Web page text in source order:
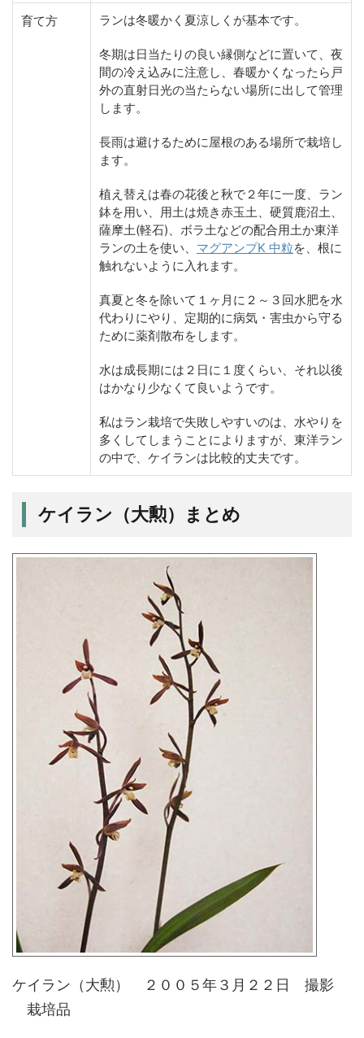
育て方 ランは冬暖かく夏涼しくが基本です。
冬期は日当たりの良い縁側などに置いて、夜
間の冷え込みに注意し、春暖かくなったら戸
外の直射日光の当たらない場所に出して管理
します。
長雨は避けるために屋根のある場所で栽培し
ます。
植え替えは春の花後と秋で２年に一度、ラン
鉢を用い、用土は焼き赤玉土、硬質鹿沼土、
薩摩土(軽石)、ボラ土などの配合用土か東洋
ランの土を使い、 マグアンプK 中粒を、根に
触れないように入れます。
真夏と冬を除いて１ヶ月に２～３回水肥を水
代わりにやり、定期的に病気・害虫から守る
ために薬剤散布をします。
水は成長期には２日に１度くらい、それ以後
はかなり少なくて良いようです。
私はラン栽培で失敗しやすいのは、水やりを
多くしてしまうことによりますが、東洋ラン
の中で、ケイランは比較的丈夫です。
ケイラン（大勲）まとめ
ケイラン（大勲） ２００５年３月２２日 撮影
栽培品